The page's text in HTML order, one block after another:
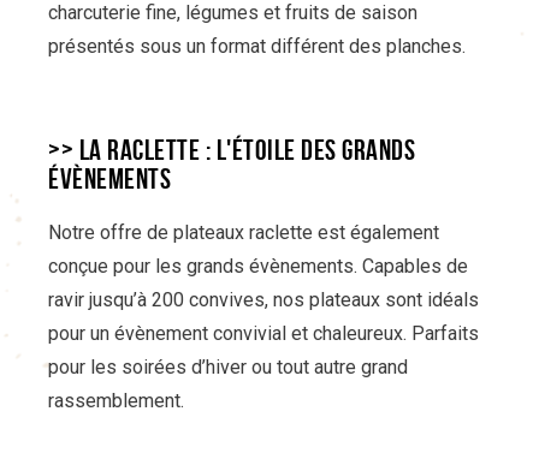
charcuterie fine, légumes et fruits de saison
présentés sous un format différent des planches.
>> LA RACLETTE : L'ÉTOILE DES GRANDS
ÉVÈNEMENTS
Notre offre de plateaux raclette est également
conçue pour les grands évènements. Capables de
ravir jusqu’à 200 convives, nos plateaux sont idéals
pour un évènement convivial et chaleureux. Parfaits
pour les soirées d’hiver ou tout autre grand
rassemblement.